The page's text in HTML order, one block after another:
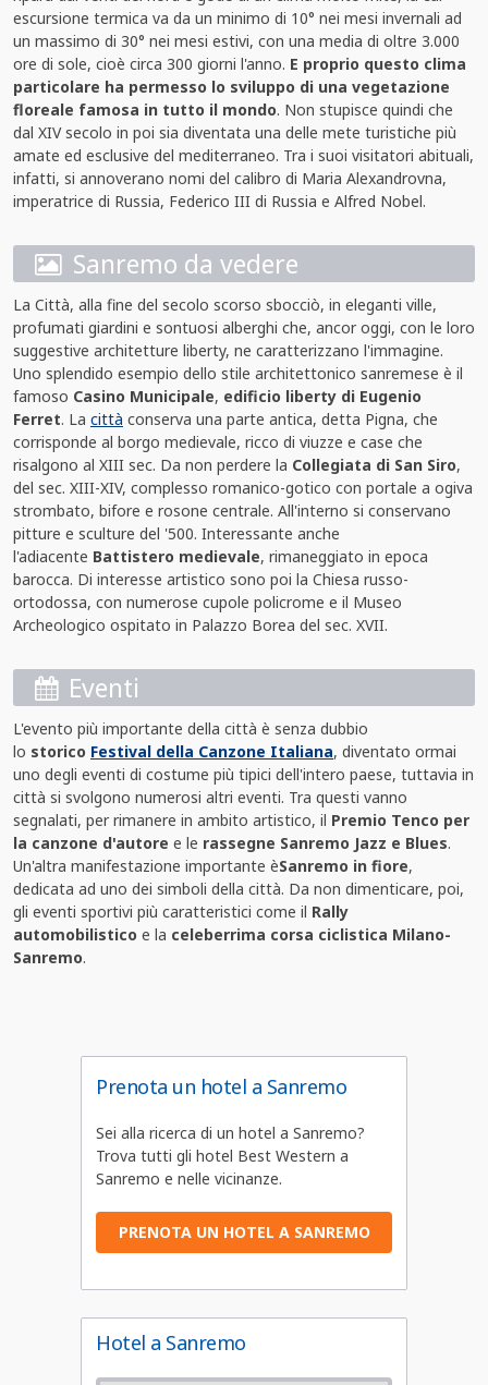
escursione termica va da un minimo di 10° nei mesi invernali ad
un massimo di 30° nei mesi estivi, con una media di oltre 3.000
ore di sole, cioè circa 300 giorni l'anno. E proprio questo clima
particolare ha permesso lo sviluppo di una vegetazione
floreale famosa in tutto il mondo. Non stupisce quindi che
dal XIV secolo in poi sia diventata una delle mete turistiche più
amate ed esclusive del mediterraneo. Tra i suoi visitatori abituali,
infatti, si annoverano nomi del calibro di Maria Alexandrovna,
imperatrice di Russia, Federico III di Russia e Alfred Nobel.
Sanremo da vedere
La Città, alla fine del secolo scorso sbocciò, in eleganti ville,
profumati giardini e sontuosi alberghi che, ancor oggi, con le loro
suggestive architetture liberty, ne caratterizzano l'immagine.
Uno splendido esempio dello stile architettonico sanremese è il
famoso Casino Municipale, edificio liberty di Eugenio
Ferret. La città conserva una parte antica, detta Pigna, che
corrisponde al borgo medievale, ricco di viuzze e case che
risalgono al XIII sec. Da non perdere la Collegiata di San Siro,
del sec. XIII-XIV, complesso romanico-gotico con portale a ogiva
strombato, bifore e rosone centrale. All'interno si conservano
pitture e sculture del '500. Interessante anche
l'adiacente Battistero medievale, rimaneggiato in epoca
barocca. Di interesse artistico sono poi la Chiesa russo-
ortodossa, con numerose cupole policrome e il Museo
Archeologico ospitato in Palazzo Borea del sec. XVII.
Eventi
L'evento più importante della città è senza dubbio
lo storico Festival della Canzone Italiana, diventato ormai
uno degli eventi di costume più tipici dell'intero paese, tuttavia in
città si svolgono numerosi altri eventi. Tra questi vanno
segnalati, per rimanere in ambito artistico, il Premio Tenco per
la canzone d'autore e le rassegne Sanremo Jazz e Blues.
Un'altra manifestazione importante èSanremo in fiore,
dedicata ad uno dei simboli della città. Da non dimenticare, poi,
gli eventi sportivi più caratteristici come il Rally
automobilistico e la celeberrima corsa ciclistica Milano-
Sanremo.
Prenota un hotel a Sanremo
Sei alla ricerca di un hotel a Sanremo?
Trova tutti gli hotel Best Western a
Sanremo e nelle vicinanze.
PRENOTA UN HOTEL A SANREMO
Hotel a Sanremo